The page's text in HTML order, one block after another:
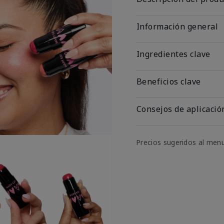
Información general
Ingredientes clave
Beneficios clave
Consejos de
Precios sugeridos al